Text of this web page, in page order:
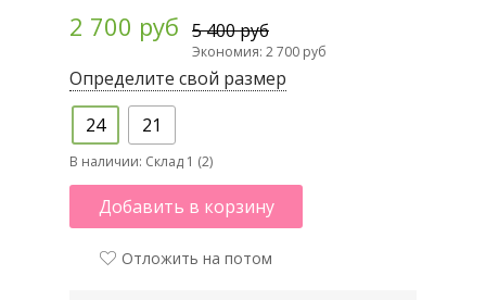
2 700 руб 5 400 руб
Экономия: 2 700 руб
Определите свой размер
24
21
В наличии: Склад 1 (2)
Добавить в корзину
Отложить на потом